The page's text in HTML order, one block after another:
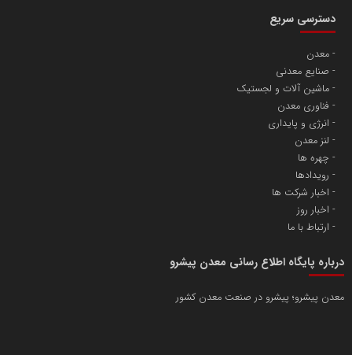
دسترسی سریع
معدن
صنایع معدنی
ماشین آلات و لجستیک
فناوری معدن
انرژی و پایداری
لنز معدن
چهره ها
رویدادها
اخبار شرکت ها
اخبار روز
ارتباط با ما
درباره پایگاه اطلاع رسانی معدن پیشرو
معدن پیشرو؛ پیشرو در صنعت معدن کشور